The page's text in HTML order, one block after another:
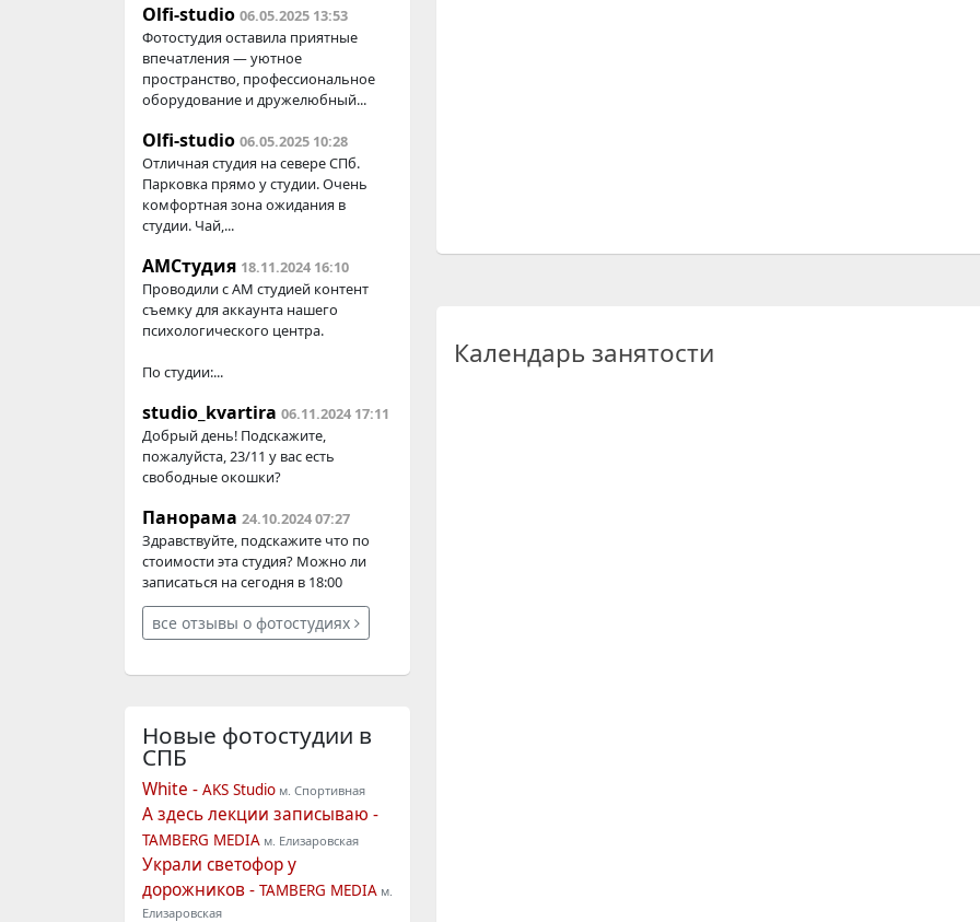
Календарь занятости
Olfi-studio 06.05.2025 13:53
Фотостудия оставила приятные
впечатления — уютное
пространство, профессиональное
оборудование и дружелюбный...
Olfi-studio 06.05.2025 10:28
Отличная студия на севере СПб.
Парковка прямо у студии. Очень
комфортная зона ожидания в
студии. Чай,...
АМСтудия 18.11.2024 16:10
Проводили с AM студией контент
съемку для аккаунта нашего
психологического центра.
По студии:...
studio_kvartira 06.11.2024 17:11
Добрый день! Подскажите,
пожалуйста, 23/11 у вас есть
свободные окошки?
Панорама 24.10.2024 07:27
Здравствуйте, подскажите что по
стоимости эта студия? Можно ли
записаться на сегодня в 18:00
все отзывы о фотостудиях
Новые фотостудии в
СПБ
White - AKS Studio м. Спортивная
А здесь лекции записываю -
TAMBERG MEDIA м. Елизаровская
Украли светофор у
дорожников - TAMBERG MEDIA м.
Елизаровская